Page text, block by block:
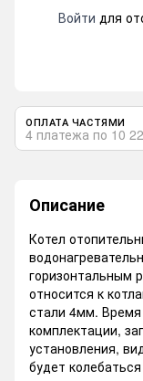
Войти для
ОПЛАТА ЧАСТЯМИ
4 платежа по 10
Описание
Котел
горизонтальным
относится к
стали 4мм. Время
комплектации,
установления,
будет